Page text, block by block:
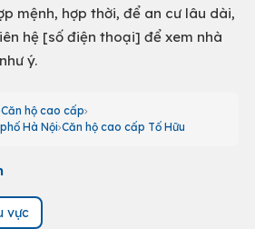
mệnh, hợp thời, để an cư lâu dài,
hệ [số điện thoại] để xem nhà
ý.
Căn hộ cao cấp
Hà Nội Căn hộ cao cấp Tố Hữu
vực